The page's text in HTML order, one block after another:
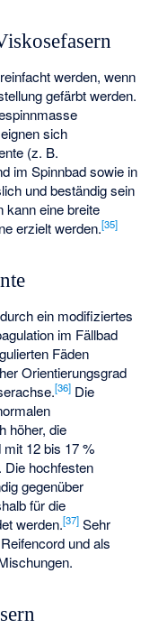
werden, wenn
gefärbt werden.
sich
(z. B.
im Spinnbad sowie in
und beständig sein
kann eine breite
erzielt werden.[35]
ein modifiziertes
im Fällbad
Fäden
Orientierungsgrad
[36] Die
höher, die
12 bis 17 %
Die hochfesten
gegenüber
für die
werden.[37] Sehr
und als